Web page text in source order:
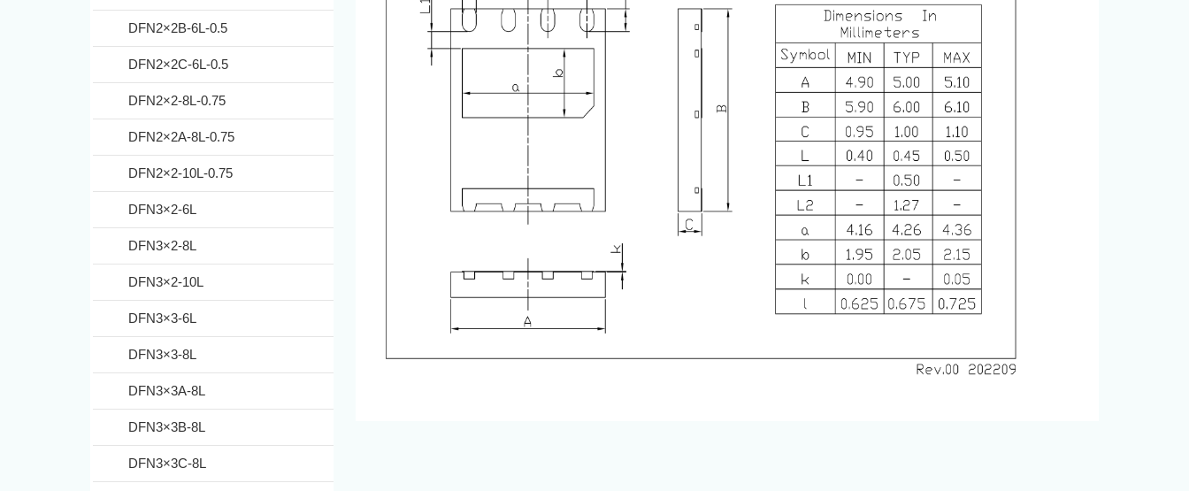
DFN2×2B-6L-0.5
DFN2×2C-6L-0.5
DFN2×2-8L-0.75
DFN2×2A-8L-0.75
DFN2×2-10L-0.75
DFN3×2-6L
DFN3×2-8L
DFN3×2-10L
DFN3×3-6L
DFN3×3-8L
DFN3×3A-8L
DFN3×3B-8L
DFN3×3C-8L